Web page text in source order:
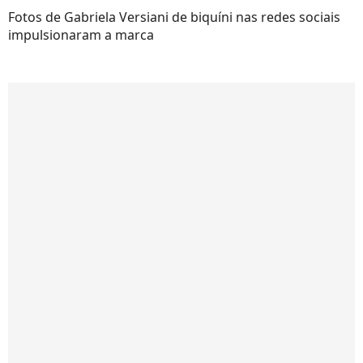
Fotos de Gabriela Versiani de biquíni nas redes sociais
impulsionaram a marca